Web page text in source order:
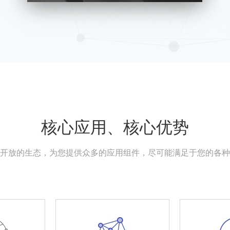
核心应用、核心优势
放的生态，为您提供众多的应用组件，尽可能满足于您的各